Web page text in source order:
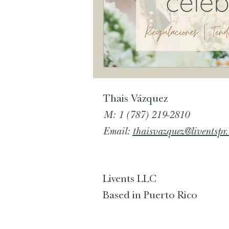
Thais Vázquez
M: 1 (787) 219-2810
Email:
Livents LLC
Based in Puerto Rico